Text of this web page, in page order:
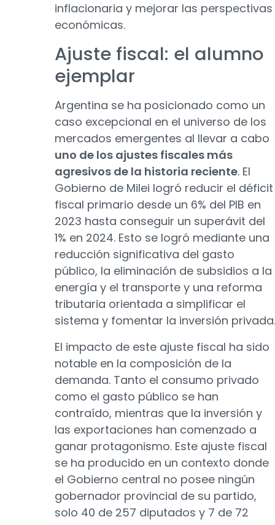
inflacionaria y mejorar las perspectivas
económicas.
Ajuste fiscal: el alumno
ejemplar
Argentina se ha posicionado como un
caso excepcional en el universo de los
mercados emergentes al llevar a cabo
uno de los ajustes fiscales más
agresivos de la historia reciente. El
Gobierno de Milei logró reducir el déficit
fiscal primario desde un 6% del PIB en
2023 hasta conseguir un superávit del
1% en 2024. Esto se logró mediante una
reducción significativa del gasto
público, la eliminación de subsidios a la
energía y el transporte y una reforma
tributaria orientada a simplificar el
sistema y fomentar la inversión privada.
El impacto de este ajuste fiscal ha sido
notable en la composición de la
demanda. Tanto el consumo privado
como el gasto público se han
contraído, mientras que la inversión y
las exportaciones han comenzado a
ganar protagonismo. Este ajuste fiscal
se ha producido en un contexto donde
el Gobierno central no posee ningún
gobernador provincial de su partido,
solo 40 de 257 diputados y 7 de 72